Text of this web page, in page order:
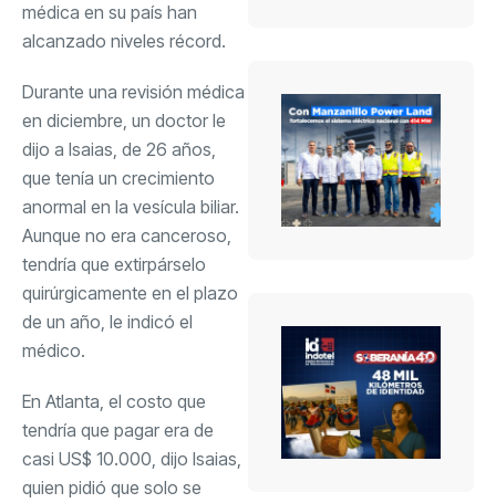
médica en su país han
alcanzado niveles récord.
Durante una revisión médica
en diciembre, un doctor le
dijo a Isaias, de 26 años,
que tenía un crecimiento
anormal en la vesícula biliar.
Aunque no era canceroso,
tendría que extirpárselo
quirúrgicamente en el plazo
de un año, le indicó el
médico.
En Atlanta, el costo que
tendría que pagar era de
casi US$ 10.000, dijo Isaias,
quien pidió que solo se